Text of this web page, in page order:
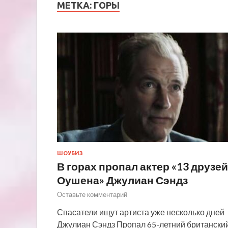
МЕТКА: ГОРЫ
ШОУБИЗ
В горах пропал актер «13 друзей
Оушена» Джулиан Сэндз
Оставьте комментарий
Спасатели ищут артиста уже несколько дней
Джулиан Сэндз Пропал 65-летний